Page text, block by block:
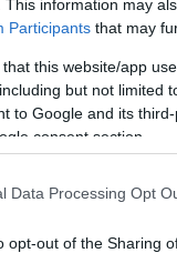
This information may
Participants that may
that this website/app
but not limited
to Google and its
consent section.
Data Processing Opt
opt-out of the Sharing
σωματείου μας στην
μια σειρά
27 ΙΟΥΛΊΟΥ 2017,